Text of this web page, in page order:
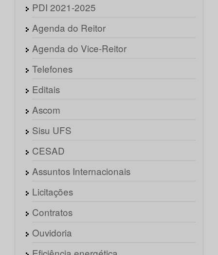
PDI 2021-2025
Agenda do Reitor
Agenda do Vice-Reitor
Telefones
Editais
Ascom
Sisu UFS
CESAD
Assuntos Internacionais
Licitações
Contratos
Ouvidoria